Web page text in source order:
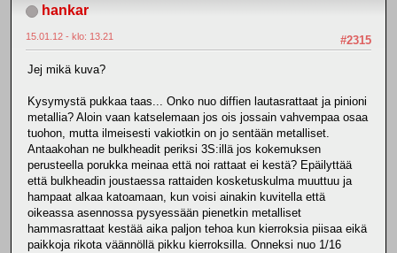
hankar
#2315
15.01.12 - klo: 13.21
Jej mikä kuva?
Kysymystä pukkaa taas... Onko nuo diffien lautasrattaat ja pinioni
metallia? Aloin vaan katselemaan jos ois jossain vahvempaa osaa
tuohon, mutta ilmeisesti vakiotkin on jo sentään metalliset.
Antaakohan ne bulkheadit periksi 3S:illä jos kokemuksen
perusteella porukka meinaa että noi rattaat ei kestä? Epäilyttää
että bulkheadin joustaessa rattaiden kosketuskulma muuttuu ja
hampaat alkaa katoamaan, kun voisi ainakin kuvitella että
oikeassa asennossa pysyessään pienetkin metalliset
hammasrattaat kestää aika paljon tehoa kun kierroksia piisaa eikä
paikkoja rikota väännöllä pikku kierroksilla. Onneksi nuo 1/16